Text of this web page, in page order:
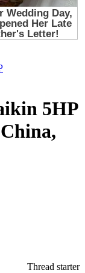
5HP
Thread starter